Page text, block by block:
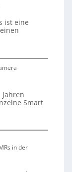
ist eine
Smart
in der